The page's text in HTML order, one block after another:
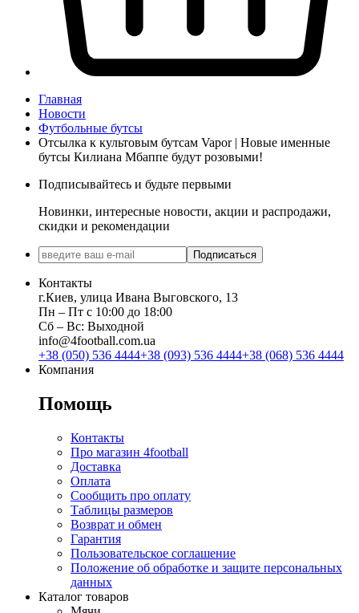
Главная
Новости
Футбольные бутсы
Отсылка к культовым бутсам Vapor | Новые именные
бутсы Килиана Мбаппе будут розовыми!
Подписывайтесь и будьте первыми
Новинки, интересные новости, акции и распродажи,
скидки и рекомендации
Подписаться
Контакты
г.Киев, улица Ивана Выговского, 13
Пн ‒ Пт с 10:00 до 18:00
Сб ‒ Вс: Выходной
info@4football.com.ua
+38 (050) 536 4444+38 (093) 536 4444+38 (068) 536 4444
Компания
Помощь
Контакты
Про магазин 4football
Доставка
Оплата
Сообщить про оплату
Таблицы размеров
Возврат и обмен
Гарантия
Пользовательское соглашение
Положение об обработке и защите персональных
данных
Каталог товаров